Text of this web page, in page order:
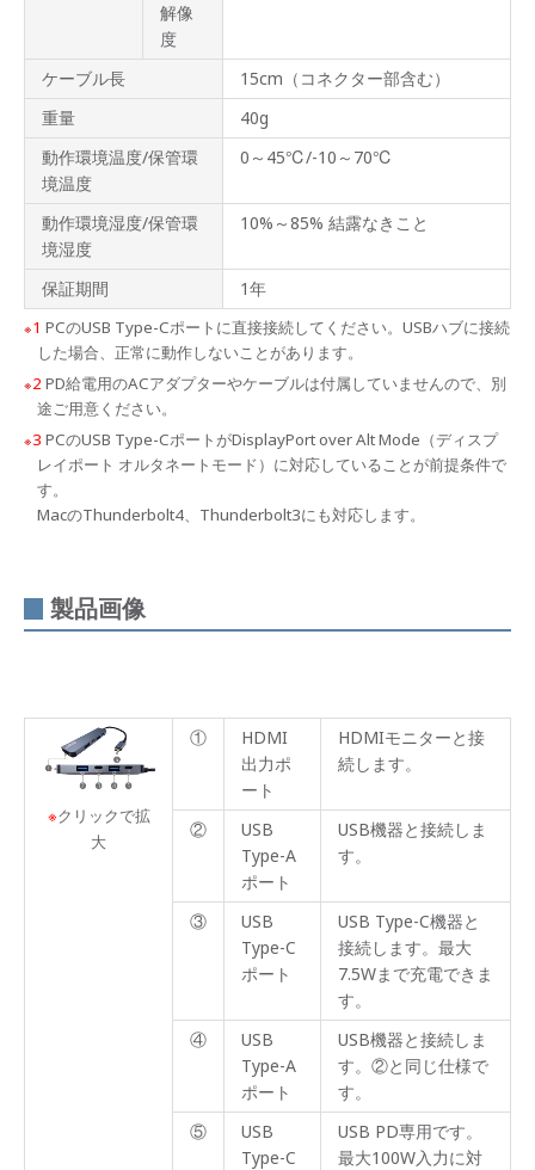
解像
度
ケーブル長
15cm（コネクター部含む）
重量
40g
動作環境温度/保管環
境温度
0～45℃/-10～70℃
動作環境湿度/保管環
境湿度
10%～85% 結露なきこと
保証期間 1年
1 PCのUSB Type-Cポートに直接接続してください。USBハブに接続
した場合、正常に動作しないことがあります。
2 PD給電用のACアダプターやケーブルは付属していませんので、別
途ご用意ください。
3 PCのUSB Type-CポートがDisplayPort over Alt Mode（ディスプ
レイポート オルタネートモード）に対応していることが前提条件で
す。
MacのThunderbolt4、Thunderbolt3にも対応します。
製品画像
※クリックで拡
大
①
HDMI
出力ポ
ート
HDMIモニターと接
続します。
②
USB
Type-A
ポート
USB機器と接続しま
す。
③
USB
Type-C
ポート
USB Type-C機器と
接続します。最大
7.5Wまで充電できま
す。
④
USB
Type-A
ポート
USB機器と接続しま
す。②と同じ仕様で
す。
⑤
USB
Type-C
USB PD専用です。
最大100W入力に対
画像